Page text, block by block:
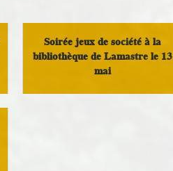
Soirée jeux de société à la
bibliothèque de Lamastre le 13
mai